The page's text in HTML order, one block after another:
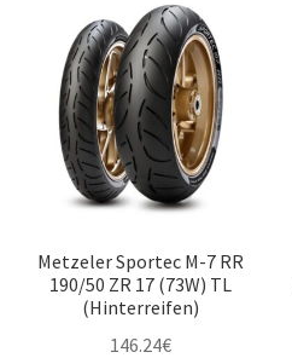
Metzeler Sportec M-7 RR
190/50 ZR 17 (73W) TL
(Hinterreifen)
146.24€